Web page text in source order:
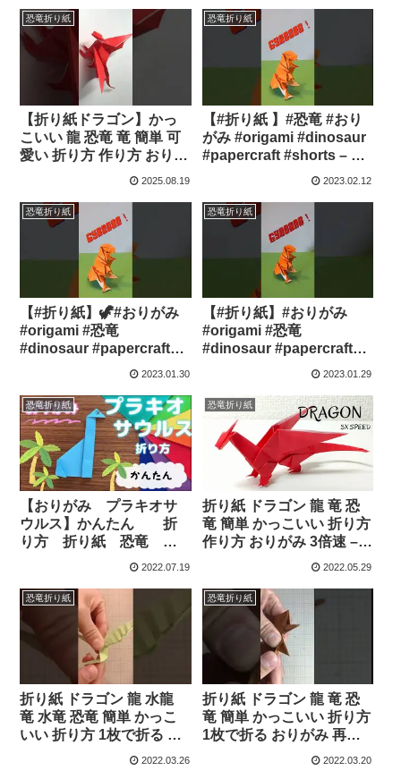
ルーム
恐竜折り紙
【折り紙ドラゴン】かっ
こいい 龍 恐竜 竜 簡単 可
愛い 折り方 作り方 おりが
み #shorts – ORIGAMI
2025.08.19
恐竜折り紙
【#折り紙 】#恐竜 #おり
がみ #origami #dinosaur
#papercraft #shorts – ト
マトうまチャンネル
2023.02.12
恐竜折り紙
【#折り紙】🦖#おりがみ
#origami #恐竜
#dinosaur #papercraft
#shorts – トマトうまチャ
2023.01.30
恐竜折り紙
【#折り紙】#おりがみ
#origami #恐竜
#dinosaur #papercraft
#shorts – トマトうまチャ
2023.01.29
恐竜折り紙
【おりがみ プラキオサ
ウルス】かんたん 折
り方 折り紙 恐竜 夏 –
2022.07.19
恐竜折り紙
折り紙 ドラゴン 龍 竜 恐
竜 簡単 かっこいい 折り方
作り方 おりがみ 3倍速 –
ORIGAMI ROOM おりがみ
2022.05.29
恐竜折り紙
折り紙 ドラゴン 龍 水龍
竜 水竜 恐竜 簡単 かっこ
いい 折り方 1枚で折る お
りがみ Ver.07 #Shorts –
2022.03.26
恐竜折り紙
折り紙 ドラゴン 龍 竜 恐
竜 簡単 かっこいい 折り方
1枚で折る おりがみ 再掲
#Shorts – ORIGAMI
2022.03.20